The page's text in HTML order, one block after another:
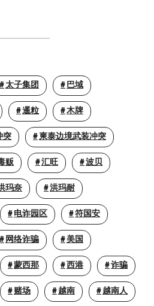
太子集团 巴域
暹粒 木牌
突 柬泰边境武装冲突
贩 汇旺 波贝
玛奈 洪玛耐
电诈园区 符国安
网络诈骗 美国
蒙西那 西港 诈骗
赌场 越南 越南人